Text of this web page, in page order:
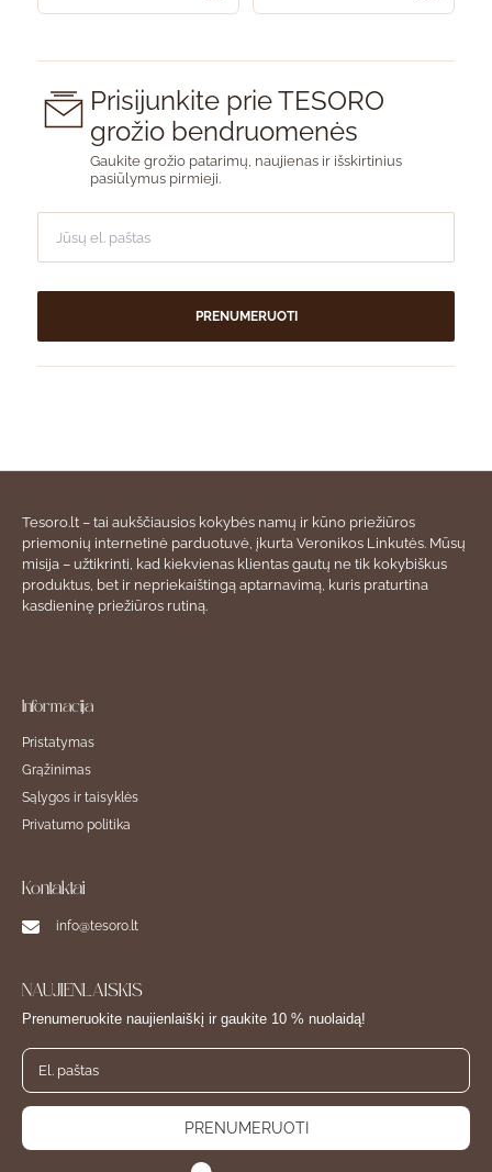
Prisijunkite prie TESORO
grožio bendruomenės
Gaukite grožio patarimų, naujienas ir išskirtinius
pasiūlymus pirmieji.
PRENUMERUOTI
Tesoro.lt – tai aukščiausios kokybės namų ir kūno priežiūros
priemonių internetinė parduotuvė, įkurta Veronikos Linkutės. Mūsų
misija – užtikrinti, kad kiekvienas klientas gautų ne tik kokybiškus
produktus, bet ir nepriekaištingą aptarnavimą, kuris praturtina
kasdieninę priežiūros rutiną.
Informacija
Pristatymas
Grąžinimas
Sąlygos ir taisyklės
Privatumo politika
Kontaktai
info@tesoro.lt
NAUJIENLAIŠKIS
Prenumeruokite naujienlaiškį ir gaukite 10 % nuolaidą!
PRENUMERUOTI